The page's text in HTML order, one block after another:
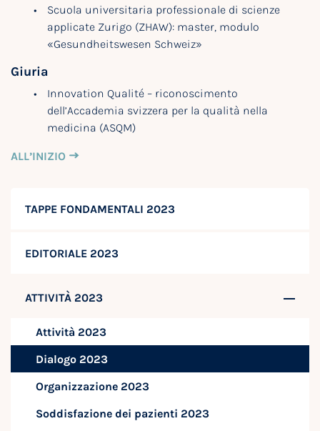
TAPPE FONDAMENTALI 2023
EDITORIALE 2023
ATTIVITÀ 2023
Attività 2023
Dialogo 2023
Organizzazione 2023
Soddisfazione dei pazienti 2023
Scuola universitaria professionale di scienze
applicate Zurigo (ZHAW): master, modulo
«Gesundheitswesen Schweiz»
Giuria
Innovation Qualité – riconoscimento
dell’Accademia svizzera per la qualità nella
medicina (ASQM)
ALL’INIZIO